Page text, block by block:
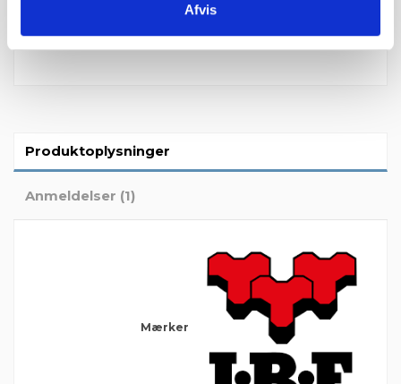
Afvis
Produktoplysninger
Anmeldelser (1)
Mærker